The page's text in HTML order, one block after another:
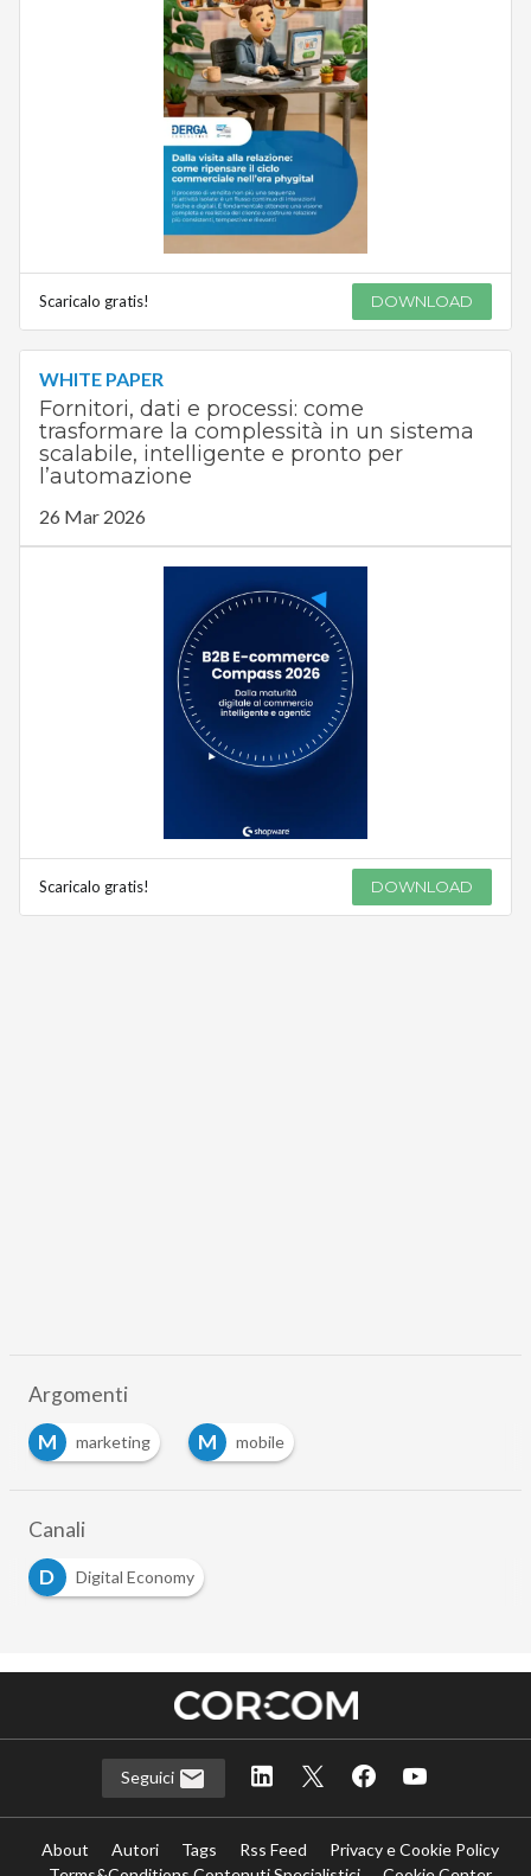
Scaricalo gratis! DOWNLOAD
WHITE PAPER
Fornitori, dati e processi: come
trasformare la complessità in un sistema
scalabile, intelligente e pronto per
l’automazione
26 Mar 2026
Scaricalo gratis! DOWNLOAD
Argomenti
M
marketing M mobile
Canali
D
Digital Economy
Seguici
About Autori Tags Rss Feed
Privacy e Cookie Policy